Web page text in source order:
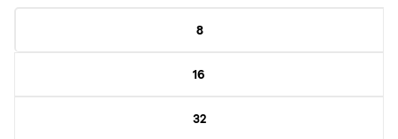
8
16
32